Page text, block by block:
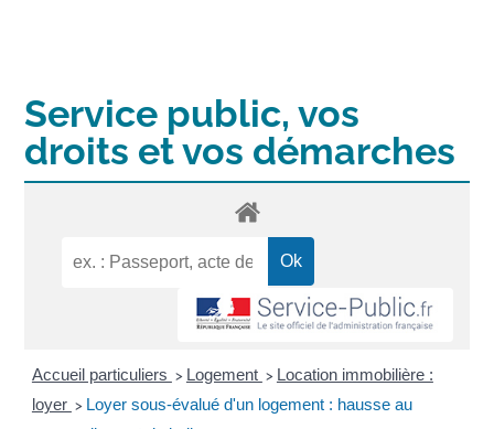
Service public, vos
droits et vos démarches
Accueil particuliers > Logement > Location immobilière :
loyer > Loyer sous-évalué d'un logement : hausse au